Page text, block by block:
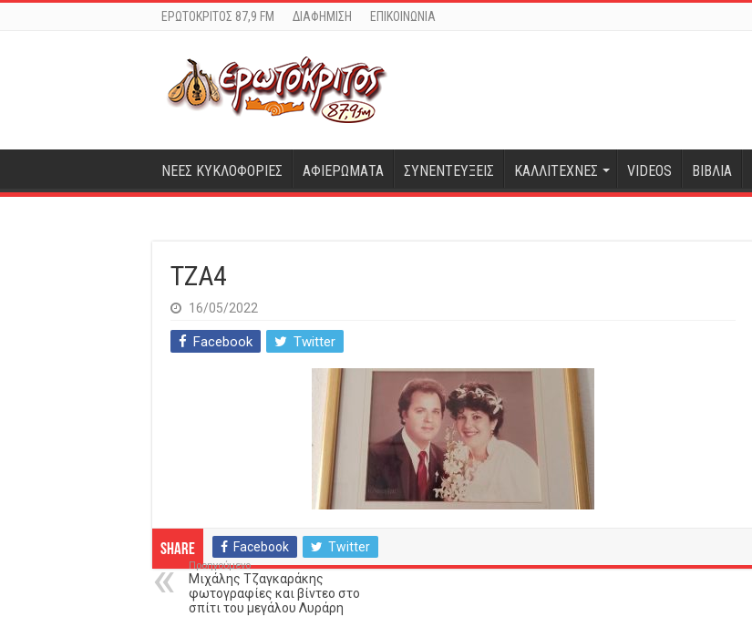
ΕΡΩΤΟΚΡΙΤΟΣ 87,9 FM ΔΙΑΦΗΜΙΣΗ ΕΠΙΚΟΙΝΩΝΙΑ
ΝΕΕΣ ΚΥΚΛΟΦΟΡΙΕΣ ΑΦΙΕΡΩΜΑΤΑ ΣΥΝΕΝΤΕΥΞΕΙΣ ΚΑΛΛΙΤΕΧΝΕΣ VIDEOS ΒΙΒΛΙΑ
TZA4
16/05/2022
Facebook Twitter
Share Facebook Twitter
Προηγούμενο
Μιχάλης Τζαγκαράκης
φωτογραφίες και βίντεο στο
σπίτι του μεγάλου Λυράρη